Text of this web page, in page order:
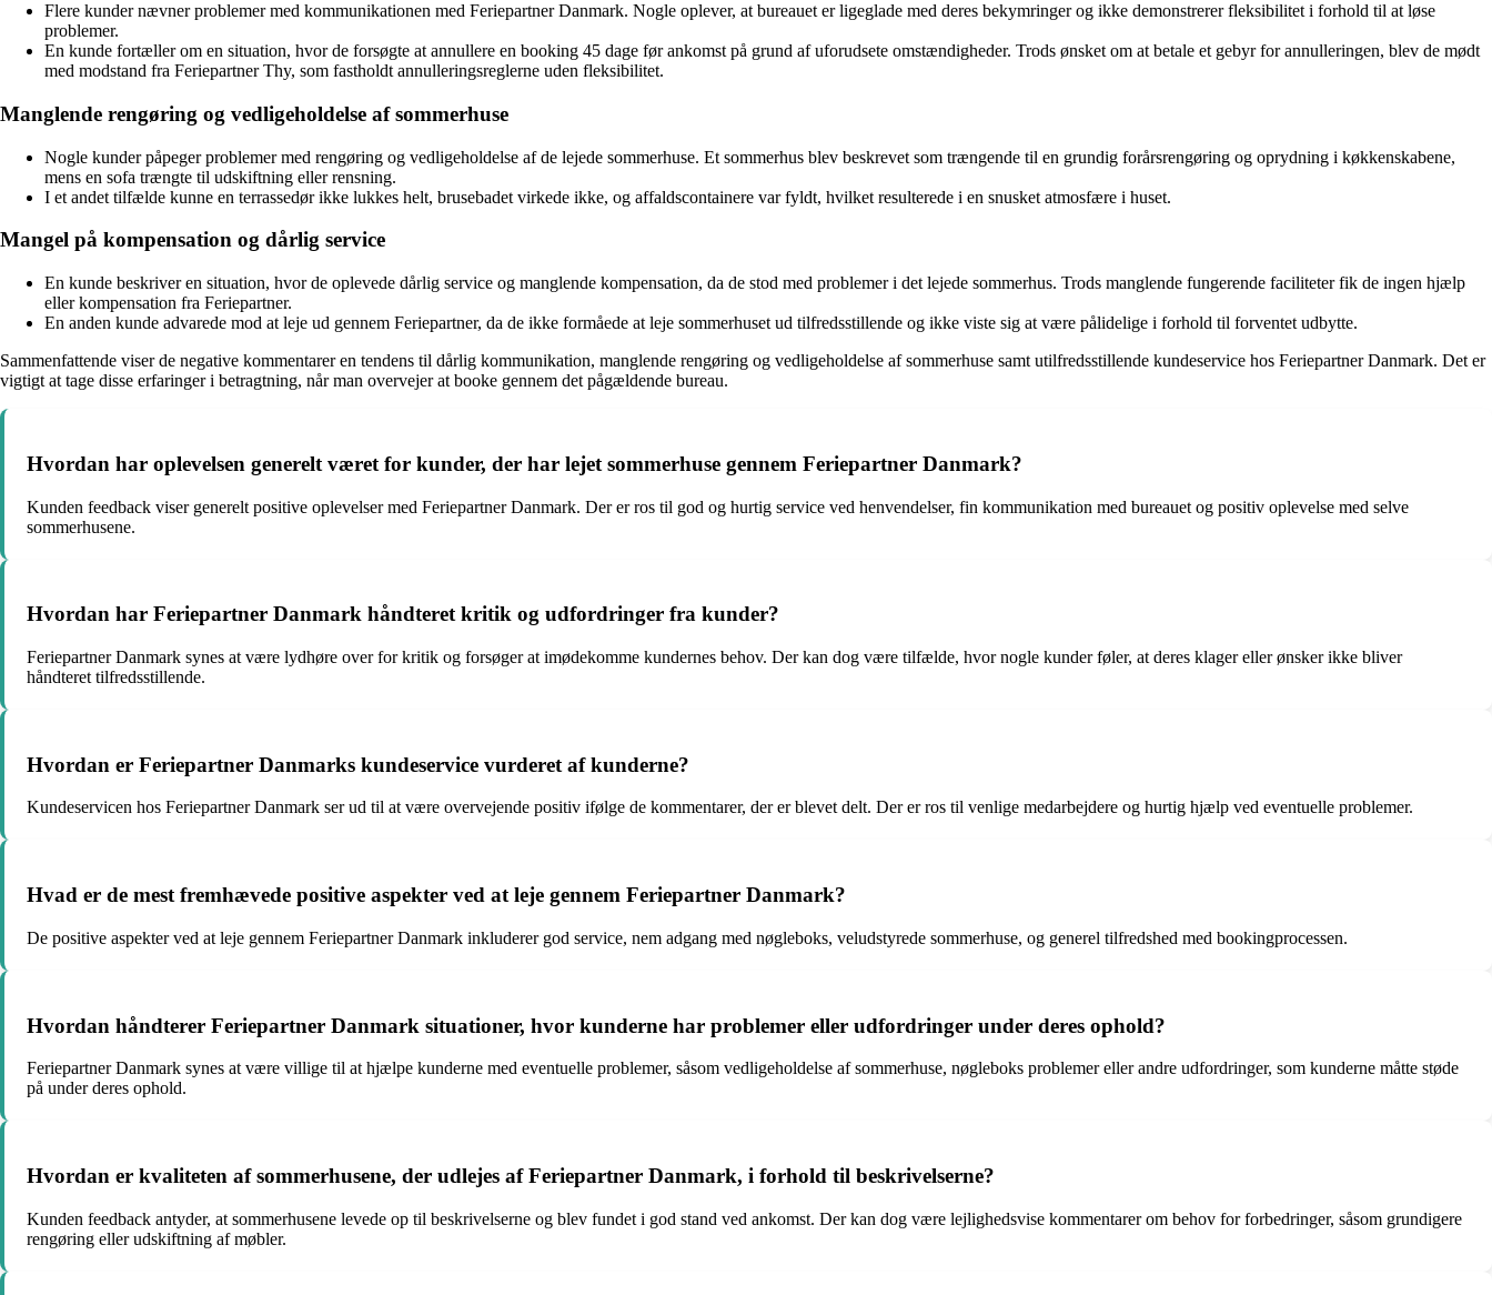
Flere kunder nævner problemer med kommunikationen med Feriepartner Danmark. Nogle oplever, at bureauet er ligeglade med deres bekymringer og ikke demonstrerer fleksibilitet i forhold til at løse
problemer.
En kunde fortæller om en situation, hvor de forsøgte at annullere en booking 45 dage før ankomst på grund af uforudsete omstændigheder. Trods ønsket om at betale et gebyr for annulleringen, blev de mødt
med modstand fra Feriepartner Thy, som fastholdt annulleringsreglerne uden fleksibilitet.
Manglende rengøring og vedligeholdelse af sommerhuse
Nogle kunder påpeger problemer med rengøring og vedligeholdelse af de lejede sommerhuse. Et sommerhus blev beskrevet som trængende til en grundig forårsrengøring og oprydning i køkkenskabene,
mens en sofa trængte til udskiftning eller rensning.
I et andet tilfælde kunne en terrassedør ikke lukkes helt, brusebadet virkede ikke, og affaldscontainere var fyldt, hvilket resulterede i en snusket atmosfære i huset.
Mangel på kompensation og dårlig service
En kunde beskriver en situation, hvor de oplevede dårlig service og manglende kompensation, da de stod med problemer i det lejede sommerhus. Trods manglende fungerende faciliteter fik de ingen hjælp
eller kompensation fra Feriepartner.
En anden kunde advarede mod at leje ud gennem Feriepartner, da de ikke formåede at leje sommerhuset ud tilfredsstillende og ikke viste sig at være pålidelige i forhold til forventet udbytte.
Sammenfattende viser de negative kommentarer en tendens til dårlig kommunikation, manglende rengøring og vedligeholdelse af sommerhuse samt utilfredsstillende kundeservice hos Feriepartner Danmark. Det er
vigtigt at tage disse erfaringer i betragtning, når man overvejer at booke gennem det pågældende bureau.
Hvordan har oplevelsen generelt været for kunder, der har lejet sommerhuse gennem Feriepartner Danmark?
Kunden feedback viser generelt positive oplevelser med Feriepartner Danmark. Der er ros til god og hurtig service ved henvendelser, fin kommunikation med bureauet og positiv oplevelse med selve
sommerhusene.
Hvordan har Feriepartner Danmark håndteret kritik og udfordringer fra kunder?
Feriepartner Danmark synes at være lydhøre over for kritik og forsøger at imødekomme kundernes behov. Der kan dog være tilfælde, hvor nogle kunder føler, at deres klager eller ønsker ikke bliver
håndteret tilfredsstillende.
Hvordan er Feriepartner Danmarks kundeservice vurderet af kunderne?
Kundeservicen hos Feriepartner Danmark ser ud til at være overvejende positiv ifølge de kommentarer, der er blevet delt. Der er ros til venlige medarbejdere og hurtig hjælp ved eventuelle problemer.
Hvad er de mest fremhævede positive aspekter ved at leje gennem Feriepartner Danmark?
De positive aspekter ved at leje gennem Feriepartner Danmark inkluderer god service, nem adgang med nøgleboks, veludstyrede sommerhuse, og generel tilfredshed med bookingprocessen.
Hvordan håndterer Feriepartner Danmark situationer, hvor kunderne har problemer eller udfordringer under deres ophold?
Feriepartner Danmark synes at være villige til at hjælpe kunderne med eventuelle problemer, såsom vedligeholdelse af sommerhuse, nøgleboks problemer eller andre udfordringer, som kunderne måtte støde
på under deres ophold.
Hvordan er kvaliteten af sommerhusene, der udlejes af Feriepartner Danmark, i forhold til beskrivelserne?
Kunden feedback antyder, at sommerhusene levede op til beskrivelserne og blev fundet i god stand ved ankomst. Der kan dog være lejlighedsvise kommentarer om behov for forbedringer, såsom grundigere
rengøring eller udskiftning af møbler.